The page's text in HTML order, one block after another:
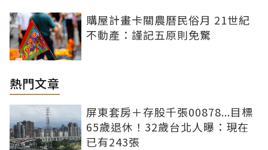
購屋計畫卡關農曆民俗月 21世紀
不動產：謹記五原則免驚
熱門文章
屏東套房＋存股千張00878...目標
65歲退休！32歲台北人曝：現在
已有243張